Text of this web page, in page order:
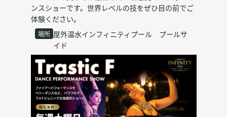
ンスショーです。世界レベルの技をぜひ目の前でご
体験ください。
場所 屋外温水インフィニティプール プールサ
イド